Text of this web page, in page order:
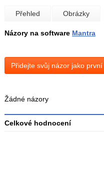
Přehled Obrázky
Názory na software Mantra
Přidejte svůj názor jako první
Žádné názory
Celkové hodnocení